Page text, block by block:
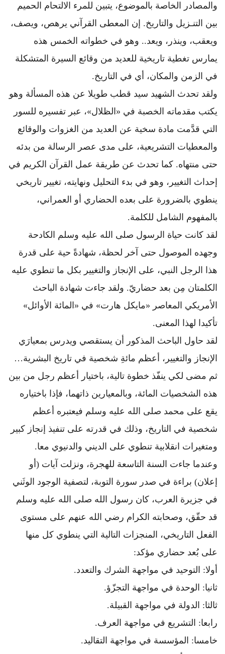
والمصادر الخاصة بالموضوع، يتبين للمرء الالتحام الحميم
بين التنـزيل والتاريخ. إن المعطى القرآني يرهص، ويصف،
ويعقب، وينذر، ويعد.. وهو في خطواته الخمس هذه
يمارس تغطية تاريخية للعديد من وقائع السيرة المتشكلة
في الزمن والمكان، أي في التاريخ.
ولقد تحدث الشهيد سيد قطب طويلا عن هذه المسألة وهو
يكتب مقدماته الخصبة في «الظلال»، عبر تفسيره للسور
التي قدَّمت مادة سخية عن العديد من الغزوات والوقائع
والمعطيات التشريعية، على مدى عصر الرسالة من بدئه
حتى منتهاه. كما تحدث عن طريقة عمل القرآن الكريم في
إحداث التغيير، وهو في بدء التحليل ونهايته، تغيير تاريخي
ينطوي بالضرورة على بعده الحضاري أو العمراني،
بالمفهوم الشامل للكلمة.
لقد كانت حياة الرسول صلى الله عليه وسلم الكادحة
وجهده الموصول حتى آخر لحظة، شهادةً حية على قدرة
هذا الرجل النبي، على الإنجاز والتغيير بكل ما تنطوي عليه
الكلمتان مِن بعد حضاريّ. ولقد جاءت شهادة الباحث
الأمريكي المعاصر «مايكل هارت» في «المائة الأوائل»
تأكيدا لهذا المعنى.
لقد حاول الباحث المذكور أن يستقصي ويدرس بمعيارَي
الإنجاز والتغيير، أعظم مائةِ شخصية في تاريخ البشرية…
ثم مضى لكي ينفّذ خطوة تالية، باختيار أعظم رجل من بين
هذه الشخصيات المائة، وبالمعيارين ذاتهما، فإذا باختياره
يقع على محمد صلى الله عليه وسلم فيعتبره أعظم
شخصية في التاريخ، وذلك في قدرته على تنفيذ إنجاز كبير
ومتغيرات انقلابية تنطوي على الديني والدنيوي معا.
وعندما جاءت السنة التاسعة للهجرة، ونزلت آيات (أو
إعلان) براءة في صدر سورة التوبة، لتصفية الوجود الوثَني
في جزيرة العرب، كان رسول الله صلى الله عليه وسلم
قد حقّق، وصحابته الكرام رضي الله عنهم على مستوى
الفعل التاريخي، المنجزات التالية التي ينطوي كل منها
على بُعد حضاري مؤكد:
أولا: التوحيد في مواجهة الشرك والتعدد.
ثانيا: الوحدة في مواجهة التجزّؤ.
ثالثا: الدولة في مواجهة القبيلة.
رابعا: التشريع في مواجهة العرف.
خامسا: المؤسسة في مواجهة التقاليد.